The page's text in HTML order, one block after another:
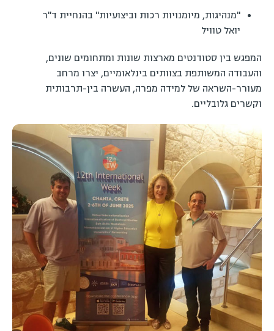
"מנהיגות, מיומנויות רכות וביצועיות" בהנחיית ד"ר
יואל טוויל
המפגש בין סטודנטים מארצות שונות ומתחומים שונים,
והעבודה המשותפת בצוותים בינלאומיים, יצרו מרחב
מעורר-השראה של למידה מפרה, העשרה בין-תרבותית
וקשרים גלובליים.